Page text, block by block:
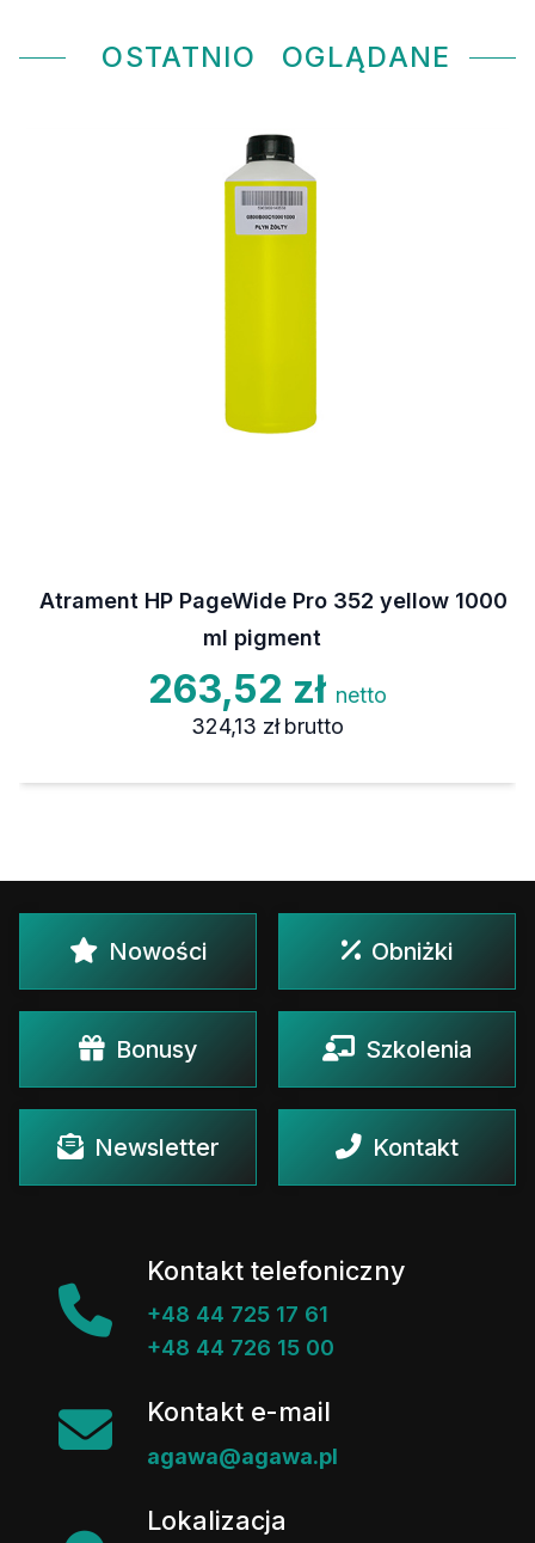
OSTATNIO OGLĄDANE
Atrament HP PageWide Pro 352 yellow 1000
ml pigment
263,52 zł netto
324,13 zł brutto
Nowości Obniżki
Bonusy Szkolenia
Newsletter Kontakt
Kontakt telefoniczny
+48 44 725 17 61
+48 44 726 15 00
Kontakt e-mail
agawa@agawa.pl
Lokalizacja